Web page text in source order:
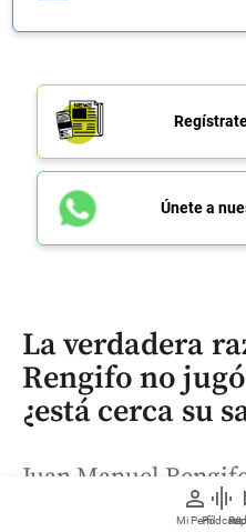
person
Mi Perfil
graphic_eq
Pódcast
Únete a
La verdadera
Rengifo no
¿está cerca su
Juan Manuel
de Atlético Nacional